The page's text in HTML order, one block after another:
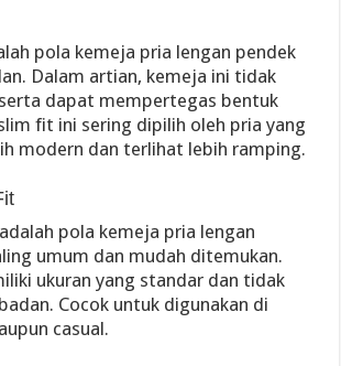
pola kemeja pria lengan pendek
Dalam artian, kemeja ini tidak
dapat mempertegas bentuk
fit ini sering dipilih oleh pria yang
modern dan terlihat lebih ramping.
pola kemeja pria lengan
umum dan mudah ditemukan.
ukuran yang standar dan tidak
Cocok untuk digunakan di
casual.